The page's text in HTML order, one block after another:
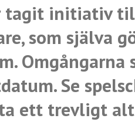
tagit initiativ
som själva
Omgångarna
datum. Se
ett trevligt